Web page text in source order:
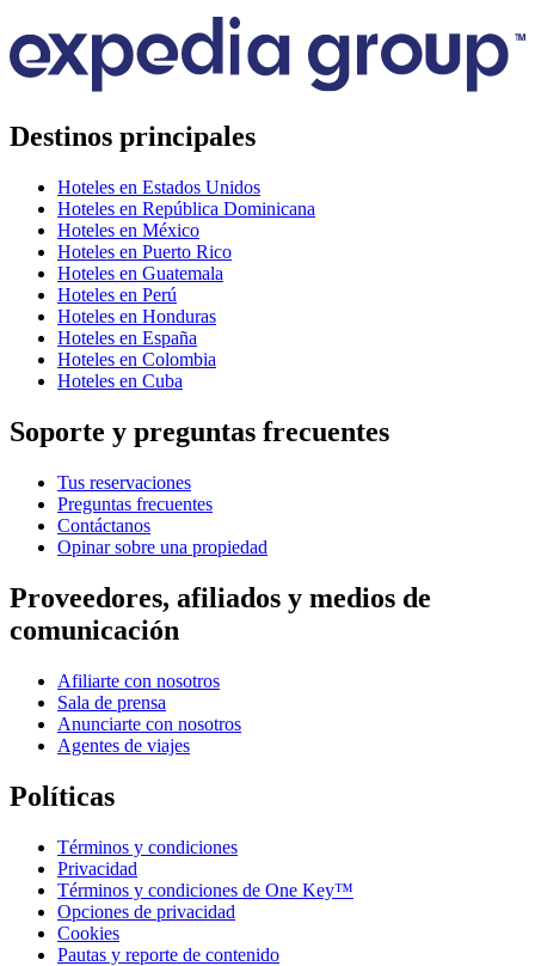
Destinos principales
Hoteles en Estados Unidos
Hoteles en República Dominicana
Hoteles en México
Hoteles en Puerto Rico
Hoteles en Guatemala
Hoteles en Perú
Hoteles en Honduras
Hoteles en España
Hoteles en Colombia
Hoteles en Cuba
Soporte y preguntas frecuentes
Tus reservaciones
Preguntas frecuentes
Contáctanos
Opinar sobre una propiedad
Proveedores, afiliados y medios de
comunicación
Afiliarte con nosotros
Sala de prensa
Anunciarte con nosotros
Agentes de viajes
Políticas
Términos y condiciones
Privacidad
Términos y condiciones de One Key™
Opciones de privacidad
Cookies
Pautas y reporte de contenido